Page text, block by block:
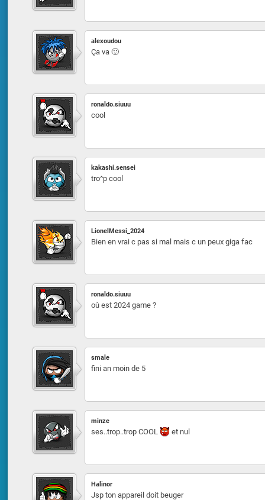
alexoudou
Ça va 🙂
ronaldo.siuuu
cool
kakashi.sensei
tro^p cool
LionelMessi_2024
Bien en vrai c pas si mal mais c un peux giga fac
ronaldo.siuuu
où est 2024 game ?
smale
fini an moin de 5
minze
ses..trop..trop COOL et nul
Halinor
Jsp ton appareil doit beuger